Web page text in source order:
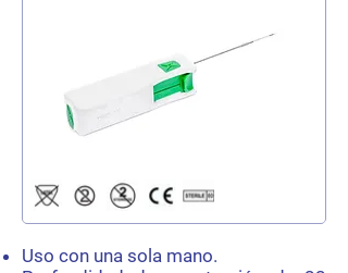
Uso con una sola mano.